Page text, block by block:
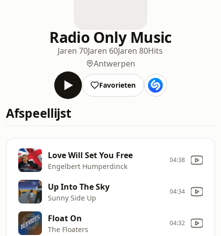
Radio Only Music
Jaren 70Jaren 60Jaren 80Hits
Antwerpen
Favorieten
Afspeellijst
Love Will Set You Free
Engelbert Humperdinck
04:38
Up Into The Sky
Sunny Side Up
04:34
Float On
The Floaters
04:32